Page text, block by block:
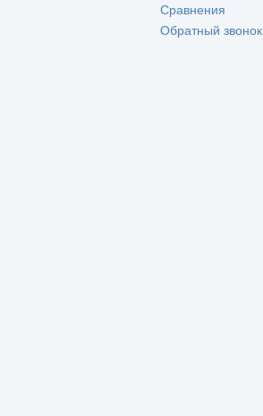
Сравнения
Обратный звонок